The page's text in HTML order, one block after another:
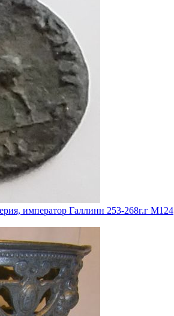
император Галлинн 253-268г.г М124